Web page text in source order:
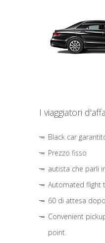
I viaggiatori
Black car
Prezzo fisso
autista che parli
Automated flight
60 di attesa
Convenient
point